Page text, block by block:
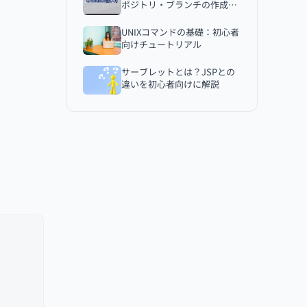
2.設計
3.開発
4.動作テスト
5.リリース
ポジトリ・ブランチの作成ま
UNIXコマンドの基礎：初心者
向けチュートリアル
サーブレットとは？JSPとの
違いを初心者向けに解説